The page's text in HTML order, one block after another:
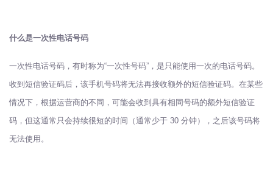
什么是一次性电话号码
一次性电话号码，有时称为“一次性号码”，是只能使用一次的电话号码。
收到短信验证码后，该手机号码将无法再接收额外的短信验证码。在某些
情况下，根据运营商的不同，可能会收到具有相同号码的额外短信验证
码，但这通常只会持续很短的时间（通常少于 30 分钟），之后该号码将
无法使用。